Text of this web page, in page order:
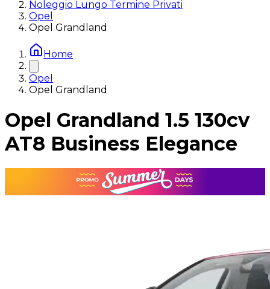
Noleggio Lungo Termine Privati
Opel
Opel Grandland
Home
Opel
Opel Grandland
Opel Grandland 1.5 130cv
AT8 Business Elegance